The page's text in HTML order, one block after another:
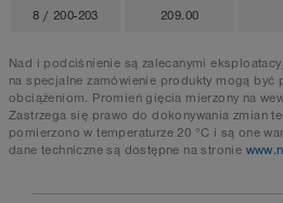
8 / 200-203 209.00
Nad i podciśnienie są zalecanymi
na specjalne zamówienie produkty mogą być
obciążeniom. Promień gięcia mierzony na
Zastrzega się prawo do dokonywania zmian
pomierzono w temperaturze 20 °C i są one
dane techniczne są dostępne na stronie